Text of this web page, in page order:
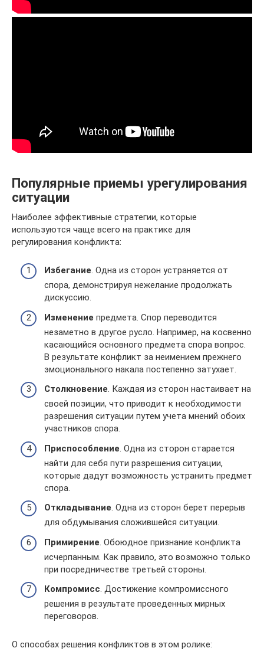
Популярные приемы урегулирования
ситуации
Наиболее эффективные стратегии, которые
используются чаще всего на практике для
регулирования конфликта:
Избегание. Одна из сторон устраняется от
спора, демонстрируя нежелание продолжать
дискуссию.
Изменение предмета. Спор переводится
незаметно в другое русло. Например, на косвенно
касающийся основного предмета спора вопрос.
В результате конфликт за неимением прежнего
эмоционального накала постепенно затухает.
Столкновение. Каждая из сторон настаивает на
своей позиции, что приводит к необходимости
разрешения ситуации путем учета мнений обоих
участников спора.
Приспособление . Одна из сторон старается
найти для себя пути разрешения ситуации,
которые дадут возможность устранить предмет
спора.
Откладывание. Одна из сторон берет перерыв
для обдумывания сложившейся ситуации.
Примирение . Обоюдное признание конфликта
исчерпанным. Как правило, это возможно только
при посредничестве третьей стороны.
Компромисс. Достижение компромиссного
решения в результате проведенных мирных
переговоров.
О способах решения конфликтов в этом ролике: